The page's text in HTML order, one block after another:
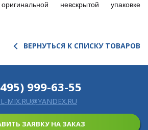
невскрытой упаковке
ВЕРНУТЬСЯ К СПИСКУ ТОВАРОВ
999-63-55
MIX.RU@YANDEX.RU
ЗАЯВКУ НА ЗАКАЗ